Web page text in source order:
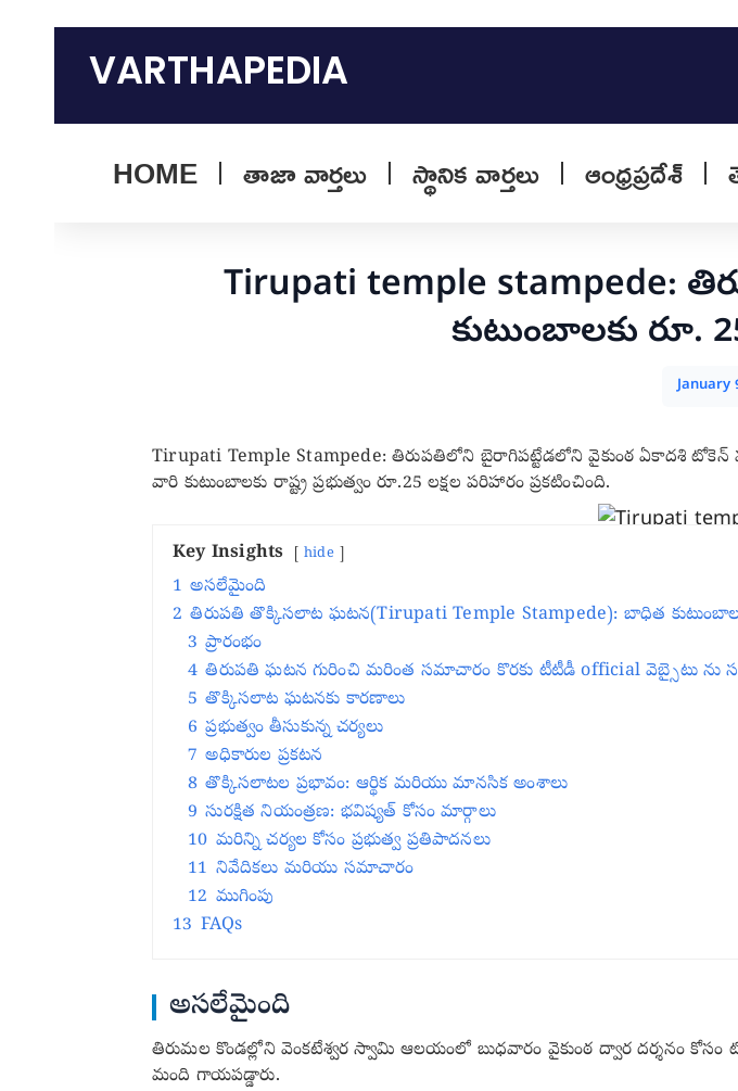
contentVARTHAPEDIA
HOME
తాజా వార్తలు స్థానిక వార్తలు ఆంధ్రప్రదేశ్
Tirupati temple
కుటుంబాలకు రూ.
January
Tirupati Temple Stampede: తిరుపతిలోని బైరాగిపట్టేడలోని వైకుంఠ ఏకాదశి
వారి కుటుంబాలకు రాష్ట్ర ప్రభుత్వం రూ.25 లక్షల పరిహారం ప్రకటించింది.
Key Insights hide
1 అసలేమైంది
2 తిరుపతి తొక్కిసలాట ఘటన(Tirupati Temple Stampede): బాధిత
3 ప్రారంభం
4 తిరుపతి ఘటన గురించి మరింత సమాచారం కొరకు టీటీడీ official వెబ్సైటు ను
5 తొక్కిసలాట ఘటనకు కారణాలు
6 ప్రభుత్వం తీసుకున్న చర్యలు
7 అధికారుల ప్రకటన
8 తొక్కిసలాటల ప్రభావం: ఆర్థిక మరియు మానసిక అంశాలు
9 సురక్షిత నియంత్రణ: భవిష్యత్ కోసం మార్గాలు
10 మరిన్ని చర్యల కోసం ప్రభుత్వ ప్రతిపాదనలు
11 నివేదికలు మరియు సమాచారం
12 ముగింపు
13 FAQs
అసలేమైంది
తిరుమల కొండల్లోని వెంకటేశ్వర స్వామి ఆలయంలో బుధవారం వైకుంఠ ద్వార దర్శనం
మంది గాయపడ్డారు.